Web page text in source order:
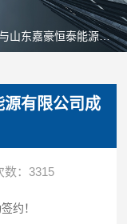
豪恒泰能源有限公司成功签约！
有限公司成
数：3315
约！